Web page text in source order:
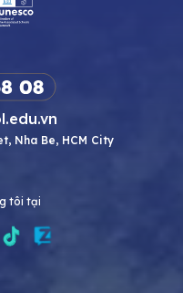
Nha Be, HCM City
tôi tại